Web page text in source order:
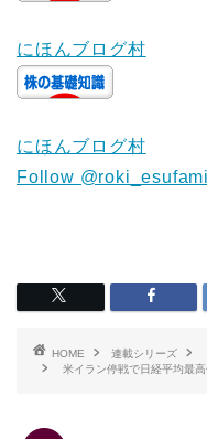
にほんブログ村
にほんブログ村
Follow @roki_esufami
HOME 連載シリーズ
米イラン停戦で日経平均最